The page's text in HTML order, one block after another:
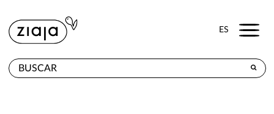
ES Menu